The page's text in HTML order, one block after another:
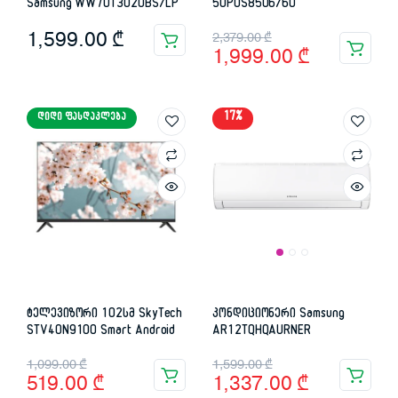
Samsung WW70T3020BS/LP
1,599.00 ₾
50PUS8506/60
2,379.00₾
Original
price
2,379.00 ₾.
1,999.00 ₾
Current
price
1,999.00 ₾.
ᲓᲘᲓᲘ ᲤᲐᲡᲓᲐᲙᲚᲔᲑᲐ
ტელევიზორი 102სმ SkyTech
STV40N9100 Smart Android
1,099.00₾
Original
519.00 ₾
Current
17%
კონდიციონერი Samsung
AR12TQHQAURNER
1,599.00₾
Original
1,337.00 ₾
Current